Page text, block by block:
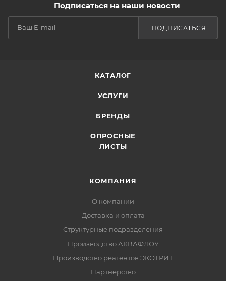
Подписаться на наши новости
ПОДПИСАТЬСЯ
КАТАЛОГ
УСЛУГИ
БРЕНДЫ
ОПРОСНЫЕ
ЛИСТЫ
КОМПАНИЯ
О компании
Доставка и оплата
Структурные подразделения
Производство АКВАФЛОУ
Производство реагентов ЭКОТРИТ
Партнерство